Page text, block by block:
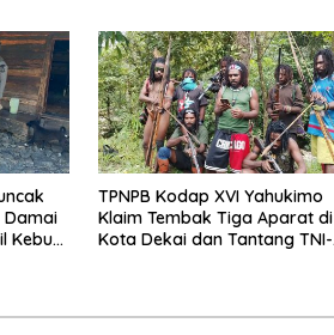
Damai
Kebun
TPNPB Kodap XVI Yahukimo
Klaim Tembak Tiga Aparat di
Kota Dekai dan Tantang TNI-